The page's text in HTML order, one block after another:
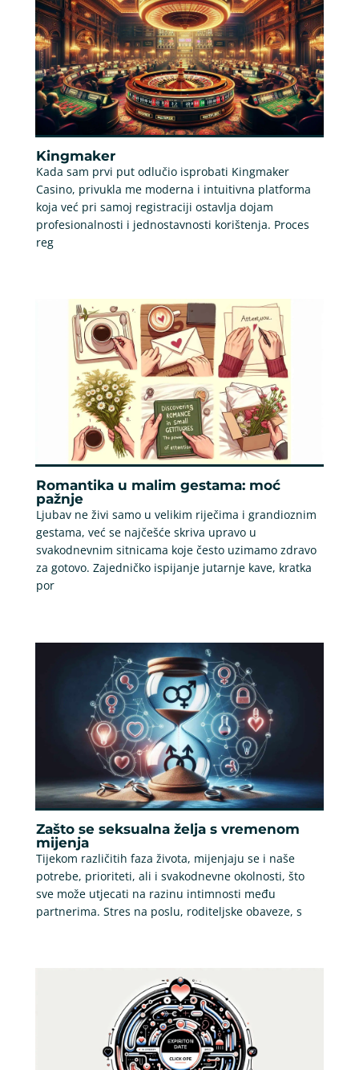
Kingmaker
Kada sam prvi put odlučio isprobati Kingmaker
Casino, privukla me moderna i intuitivna platforma
koja već pri samoj registraciji ostavlja dojam
profesionalnosti i jednostavnosti korištenja. Proces
reg
Romantika u malim gestama: moć
pažnje
Ljubav ne živi samo u velikim riječima i grandioznim
gestama, već se najčešće skriva upravo u
svakodnevnim sitnicama koje često uzimamo zdravo
za gotovo. Zajedničko ispijanje jutarnje kave, kratka
por
Zašto se seksualna želja s vremenom
mijenja
Tijekom različitih faza života, mijenjaju se i naše
potrebe, prioriteti, ali i svakodnevne okolnosti, što
sve može utjecati na razinu intimnosti među
partnerima. Stres na poslu, roditeljske obaveze, s